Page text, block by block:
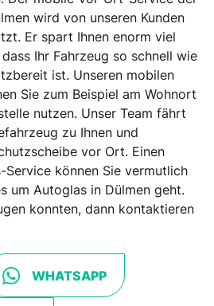
wird von unseren Kunden
Er spart Ihnen enorm viel
Ihr Fahrzeug so schnell wie
ist. Unseren mobilen
Sie zum Beispiel am Wohnort
nutzen. Unser Team fährt
zu Ihnen und
vor Ort. Einen
können Sie vermutlich
um Autoglas in Dülmen geht.
konnten, dann kontaktieren
WHATSAPP